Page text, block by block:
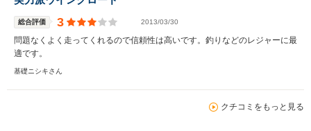
総合評価 3 2013/03/30
問題なくよく走ってくれるので信頼性は高いです。釣りなどのレジャーに最
適です。
基礎ニシキさん
クチコミをもっと見る